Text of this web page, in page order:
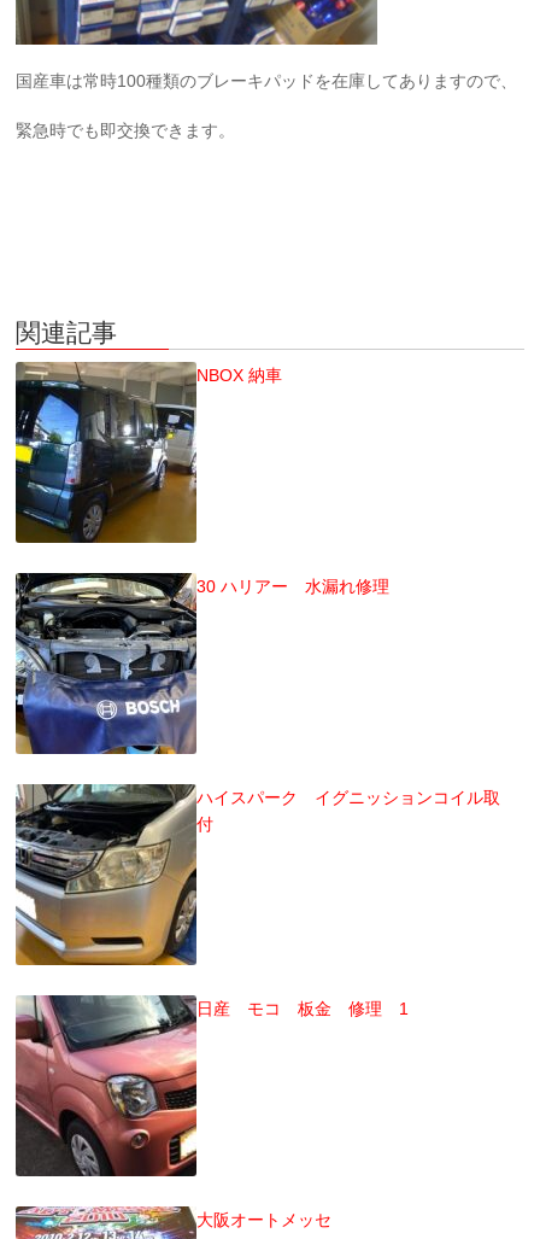
国産車は常時100種類のブレーキパッドを在庫してありますので、
緊急時でも即交換できます。
関連記事
NBOX 納車
30 ハリアー 水漏れ修理
ハイスパーク イグニッションコイル取
付
日産 モコ 板金 修理 1
大阪オートメッセ